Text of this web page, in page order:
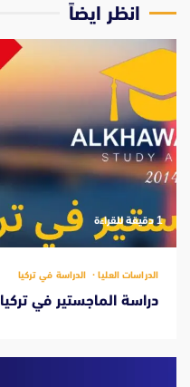
انظر ايضاً
‫1 دقيقة للقراءة
الدراسات العليا الدراسة في تركيا
دراسة الماجستير في تركيا